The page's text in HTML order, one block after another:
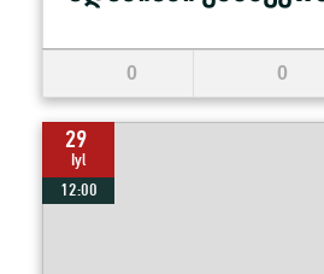
0 0
29
Iyl
12:00